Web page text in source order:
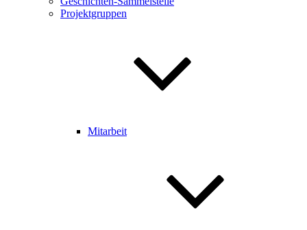
Projektgruppen
Mitarbeit